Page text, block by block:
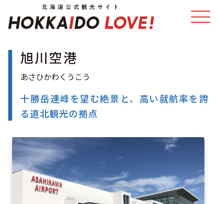
温泉 イベント
モデルコース
グルメ
アクセス
旭川空港
十勝岳連峰を望む絶景と、高い就航率を誇
る道北観光の拠点